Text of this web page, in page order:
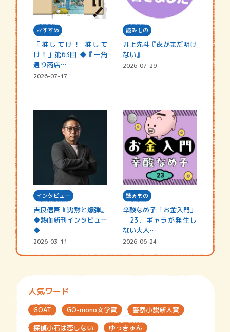
おすすめ
「推してけ！ 推して
け！」第63回 ◆『一角
通り商店…
2026-07-17
読みもの
井上先斗『夜がまだ明け
ない』
2026-07-29
インタビュー
吉良信吾『沈黙と爆弾』
◆熱血新刊インタビュー
◆
2026-03-11
読みもの
辛酸なめ子「お金入門」
23．ギャラが発生し
ない大人…
2026-06-24
人気ワード
GOAT GO-mono文学賞
警察小説新人賞
探偵小石は恋しない
ゆっきゅん